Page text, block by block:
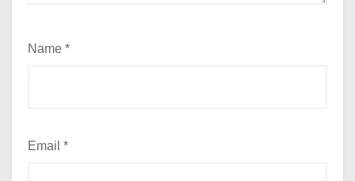
Name *
Email *